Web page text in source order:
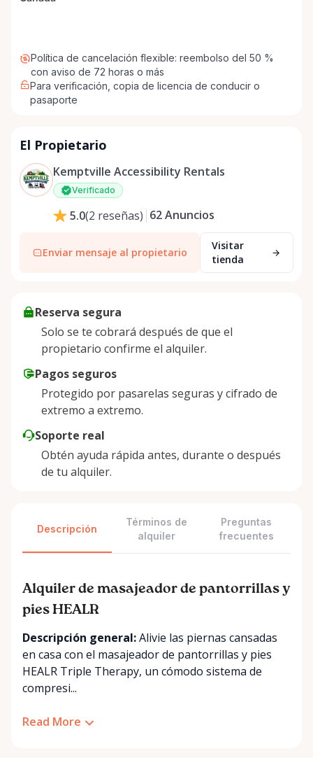
Política de cancelación flexible: reembolso del 50 %
con aviso de 72 horas o más
Para verificación, copia de licencia de conducir o
pasaporte
El Propietario
Kemptville Accessibility Rentals
Verificado
5.0(2 reseñas) 62Anuncios
Enviar mensaje al propietario
Visitar
tienda
Reserva segura
Solo se te cobrará después de que el
propietario confirme el alquiler.
Pagos seguros
Protegido por pasarelas seguras y cifrado de
extremo a extremo.
Soporte real
Obtén ayuda rápida antes, durante o después
de tu alquiler.
Descripción
Términos de
alquiler
Preguntas
frecuentes
Alquiler de masajeador de pantorrillas y
pies HEALR
Descripción general:Alivie las piernas cansadas
en casa con el masajeador de pantorrillas y pies
HEALR Triple Therapy, un cómodo sistema de
compresi...
Read More